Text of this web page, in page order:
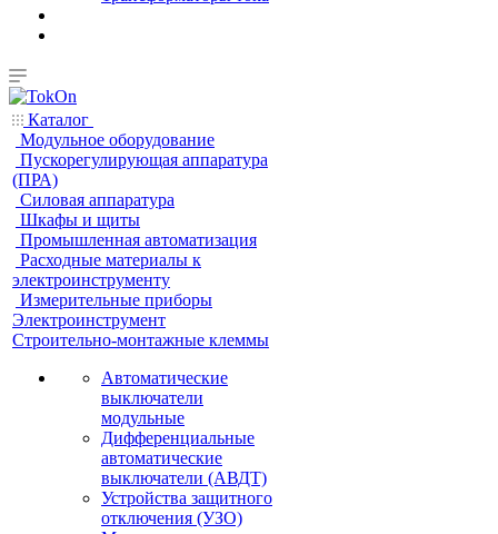
Каталог
Модульное оборудование
Пускорегулирующая аппаратура
(ПРА)
Силовая аппаратура
Шкафы и щиты
Промышленная автоматизация
Расходные материалы к
электроинструменту
Измерительные приборы
Электроинструмент
Строительно-монтажные клеммы
Автоматические
выключатели
модульные
Дифференциальные
автоматические
выключатели (АВДТ)
Устройства защитного
отключения (УЗО)